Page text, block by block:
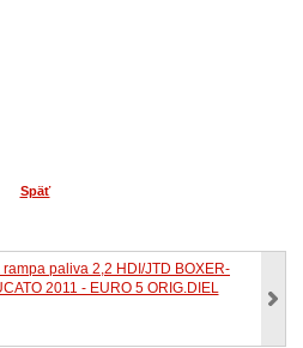
Späť
paliva 2,2 HDI/JTD BOXER-
2011 - EURO 5 ORIG.DIEL